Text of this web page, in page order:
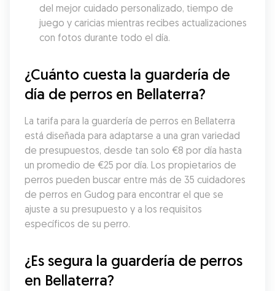
del mejor cuidado personalizado, tiempo de
juego y caricias mientras recibes actualizaciones
con fotos durante todo el día.
¿Cuánto cuesta la guardería de
día de perros en Bellaterra?
La tarifa para la guardería de perros en Bellaterra
está diseñada para adaptarse a una gran variedad
de presupuestos, desde tan solo €8 por día hasta
un promedio de €25 por día. Los propietarios de
perros pueden buscar entre más de 35 cuidadores
de perros en Gudog para encontrar el que se
ajuste a su presupuesto y a los requisitos
específicos de su perro.
¿Es segura la guardería de perros
en Bellaterra?